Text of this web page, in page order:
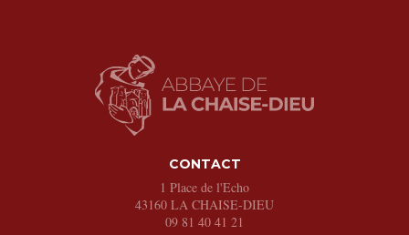
CONTACT
1 Place de l'Echo
43160 LA CHAISE-DIEU
09 81 40 41 21